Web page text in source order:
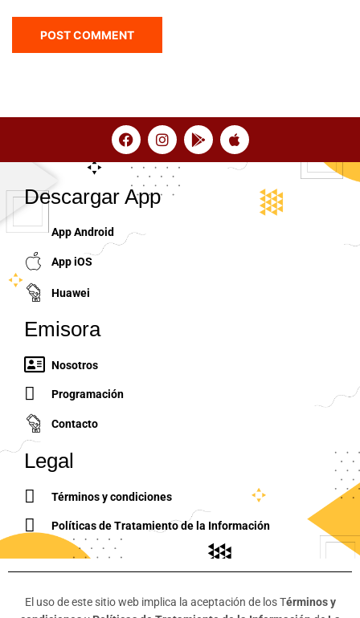
Descargar App
App Android
App iOS
Huawei
Emisora
Nosotros
Programación
Contacto
Legal
Términos y condiciones
Políticas de Tratamiento de la Información
El uso de este sitio web implica la aceptación de los Términos y